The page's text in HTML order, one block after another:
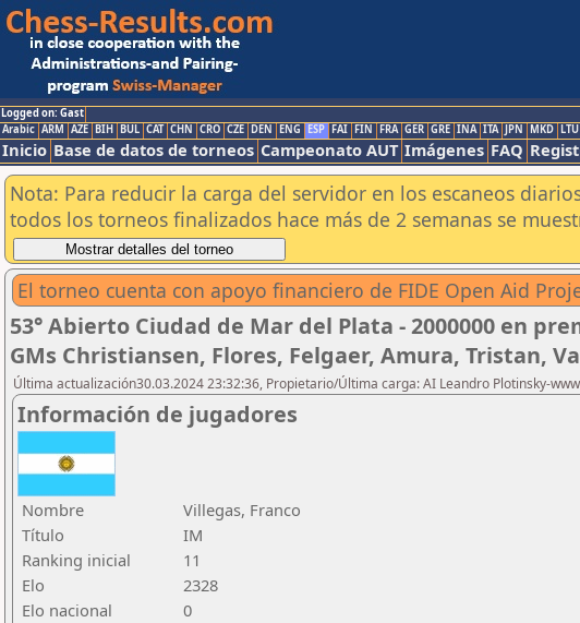
Logged on: Gast
Arabic ARM AZE BIH BUL CAT CHN CRO CZE DEN ENG ESP FAI FIN FRA GER GRE INA ITA JPN MKD LTU
Inicio Base de datos de torneos Campeonato AUT Imágenes FAQ
Nota: Para reducir la carga del servidor en los escaneos
todos los torneos finalizados hace más de 2 semanas se
El torneo cuenta con apoyo financiero de FIDE Open Aid
53° Abierto Ciudad de Mar del Plata - 2000000 en
GMs Christiansen, Flores, Felgaer, Amura, Tristan,
Última actualización30.03.2024 23:32:36, Propietario/Última carga: AI Leandro Plotinsky-
Información de jugadores
Nombre
Villegas, Franco
Título
IM
Ranking inicial
11
Elo
2328
Elo nacional
0